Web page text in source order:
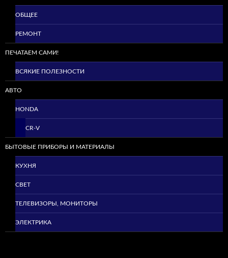
ОБЩЕЕ
РЕМОНТ
ПЕЧАТАЕМ САМИ!
ВСЯКИЕ ПОЛЕЗНОСТИ
АВТО
HONDA
CR-V
БЫТОВЫЕ ПРИБОРЫ И МАТЕРИАЛЫ
КУХНЯ
СВЕТ
ТЕЛЕВИЗОРЫ, МОНИТОРЫ
ЭЛЕКТРИКА